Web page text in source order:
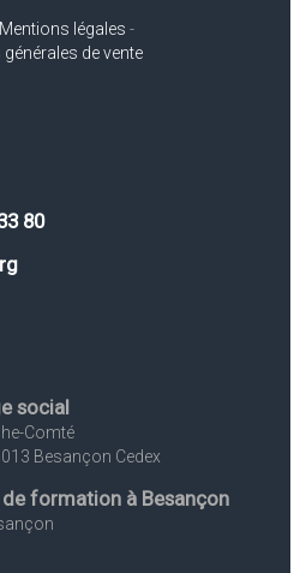
Mentions légales -
de vente
80
social
Comté
Besançon Cedex
formation à Besançon